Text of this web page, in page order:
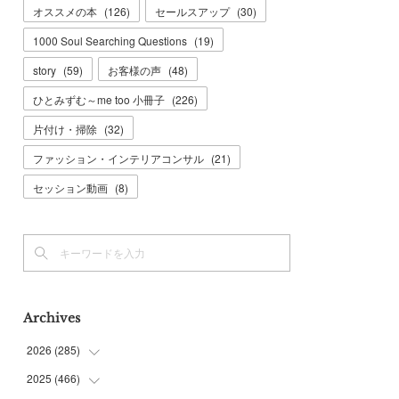
オススメの本 (126) セールスアップ (30)
1000 Soul Searching Questions (19)
story (59) お客様の声 (48)
ひとみずむ～me too 小冊子 (226)
片付け・掃除 (32)
ファッション・インテリアコンサル (21)
セッション動画 (8)
Archives
2026 (285)
(6)
2025 (466)